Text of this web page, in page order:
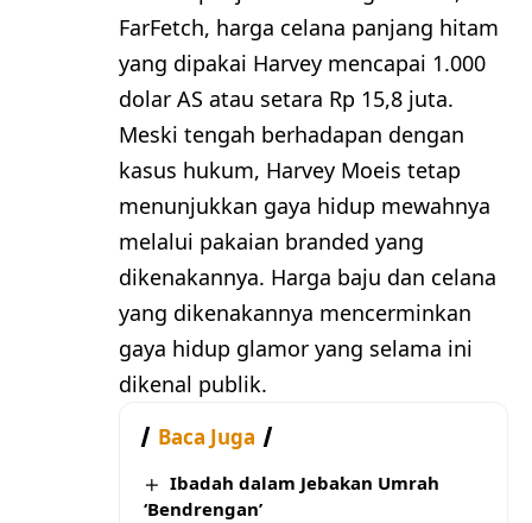
FarFetch, harga celana panjang hitam
yang dipakai Harvey mencapai 1.000
dolar AS atau setara Rp 15,8 juta.
Meski tengah berhadapan dengan
kasus hukum, Harvey Moeis tetap
menunjukkan gaya hidup mewahnya
melalui pakaian branded yang
dikenakannya. Harga baju dan celana
yang dikenakannya mencerminkan
gaya hidup glamor yang selama ini
dikenal publik.
Baca Juga
Ibadah dalam Jebakan Umrah
‘Bendrengan’